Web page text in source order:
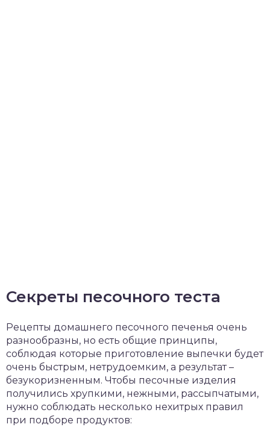
Секреты песочного теста
Рецепты домашнего песочного печенья очень
разнообразны, но есть общие принципы,
соблюдая которые приготовление выпечки будет
очень быстрым, нетрудоемким, а результат –
безукоризненным. Чтобы песочные изделия
получились хрупкими, нежными, рассыпчатыми,
нужно соблюдать несколько нехитрых правил
при подборе продуктов: